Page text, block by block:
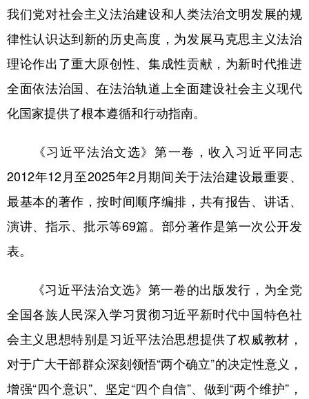
地方频道
北京 天津 河北 山西
山东 河南 湖北 湖南
English Español Français عربى
Русский язык 日本語 한국어
我们党对社会主义法治建设和人类法治文明发展的规
律性认识达到新的历史高度，为发展马克思主义法治
理论作出了重大原创性、集成性贡献，为新时代推进
全面依法治国、在法治轨道上全面建设社会主义现代
化国家提供了根本遵循和行动指南。
《习近平法治文选》第一卷，收入习近平同志
2012年12月至2025年2月期间关于法治建设最重要、
最基本的著作，按时间顺序编排，共有报告、讲话、
演讲、指示、批示等69篇。部分著作是第一次公开发
表。
《习近平法治文选》第一卷的出版发行，为全党
全国各族人民深入学习贯彻习近平新时代中国特色社
会主义思想特别是习近平法治思想提供了权威教材，
对于广大干部群众深刻领悟“两个确立”的决定性意义，
增强“四个意识”、坚定“四个自信”、做到“两个维护”，